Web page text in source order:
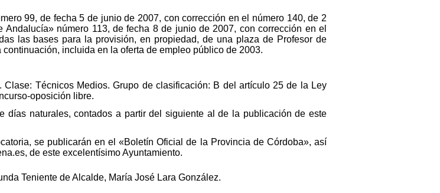
99, de fecha 5 de junio de 2007, con corrección en el número 140, de 2
número 113, de fecha 8 de junio de 2007, con corrección en el
las bases para la provisión, en propiedad, de una plaza de Profesor de
incluida en la oferta de empleo público de 2003.
Técnicos Medios. Grupo de clasificación: B del artículo 25 de la Ley
oposición libre.
días naturales, contados a partir del siguiente al de la publicación de este
se publicarán en el «Boletín Oficial de la Provincia de Córdoba», así
de este excelentísimo Ayuntamiento.
Teniente de Alcalde, María José Lara González.